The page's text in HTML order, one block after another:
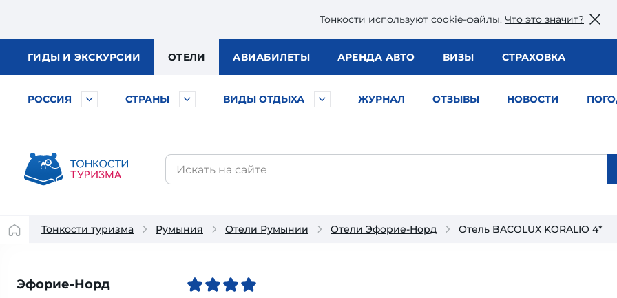
Тонкости используют сookie-файлы. Что это значит?
ГИДЫ И ЭКСКУРСИИ ОТЕЛИ АВИАБИЛЕТЫ АРЕНДА АВТО ВИЗЫ СТРАХОВКА
РОССИЯ СТРАНЫ ВИДЫ ОТДЫХА ЖУРНАЛ ОТЗЫВЫ НОВОСТИ
Тонкости туризма Румыния Отели Румынии Отели Эфорие-Норд Отель BACOLUX KORALIO 4*
Эфорие-Норд